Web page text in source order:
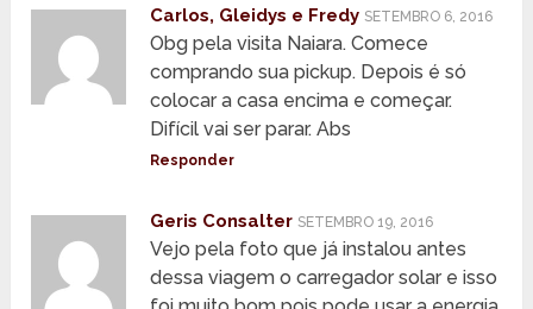
Carlos, Gleidys e Fredy SETEMBRO 6, 2016
Obg pela visita Naiara. Comece
comprando sua pickup. Depois é só
colocar a casa encima e começar.
Difícil vai ser parar. Abs
Responder
Geris Consalter SETEMBRO 19, 2016
Vejo pela foto que já instalou antes
dessa viagem o carregador solar e isso